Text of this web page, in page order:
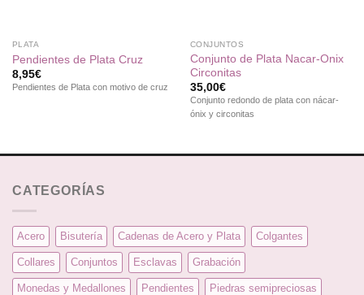
PLATA
Pendientes de Plata Cruz
8,95€
Pendientes de Plata con motivo de cruz
CONJUNTOS
Conjunto de Plata Nacar-Onix
Circonitas
35,00€
Conjunto redondo de plata con nácar-
ónix y circonitas
CATEGORÍAS
Acero Bisutería Cadenas de Acero y Plata Colgantes
Collares Conjuntos Esclavas Grabación
Monedas y Medallones Pendientes Piedras semipreciosas